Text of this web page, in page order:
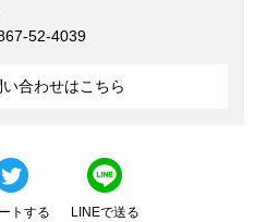
52-4039
合わせはこちら
トする LINEで送る